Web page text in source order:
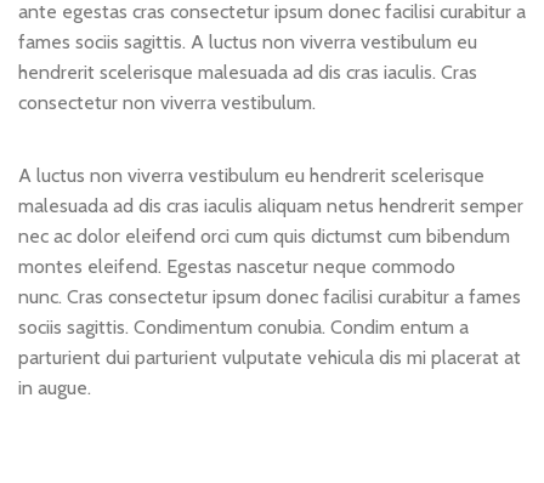
ante egestas cras consectetur ipsum donec facilisi curabitur a
fames sociis sagittis. A luctus non viverra vestibulum eu
hendrerit scelerisque malesuada ad dis cras iaculis. Cras
consectetur non viverra vestibulum.
A luctus non viverra vestibulum eu hendrerit scelerisque
malesuada ad dis cras iaculis aliquam netus hendrerit semper
nec ac dolor eleifend orci cum quis dictumst cum bibendum
montes eleifend. Egestas nascetur neque commodo
nunc. Cras consectetur ipsum donec facilisi curabitur a fames
sociis sagittis. Condimentum conubia. Condim entum a
parturient dui parturient vulputate vehicula dis mi placerat at
in augue.